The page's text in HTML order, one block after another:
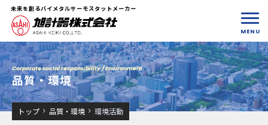
未来を創るバイメタルサーモスタットメーカー
Corporate social responsibility / Environment
品質・環境
トップ 品質・環境 環境活動